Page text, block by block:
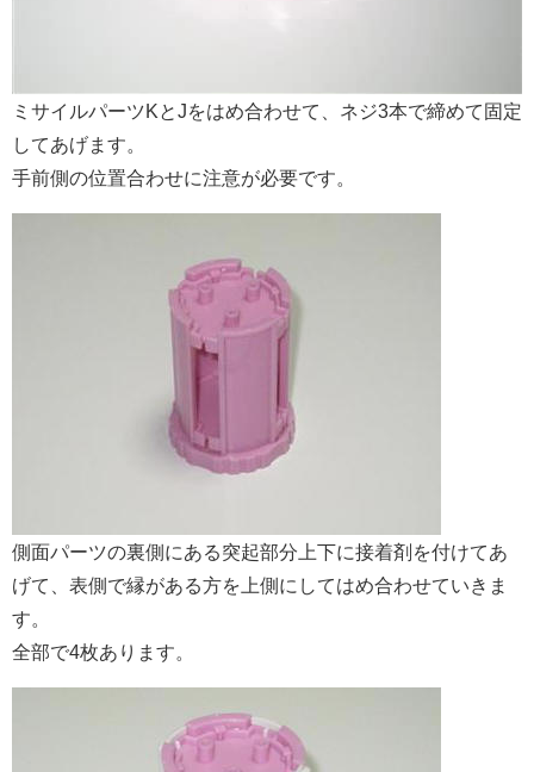
ミサイルパーツKとJをはめ合わせて、ネジ3本で締めて固定
してあげます。
手前側の位置合わせに注意が必要です。
側面パーツの裏側にある突起部分上下に接着剤を付けてあ
げて、表側で縁がある方を上側にしてはめ合わせていきま
す。
全部で4枚あります。